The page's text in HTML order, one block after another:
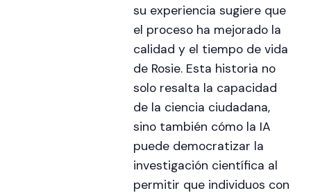
su experiencia sugiere que
el proceso ha mejorado la
calidad y el tiempo de vida
de Rosie. Esta historia no
solo resalta la capacidad
de la ciencia ciudadana,
sino también cómo la IA
puede democratizar la
investigación científica al
permitir que individuos con